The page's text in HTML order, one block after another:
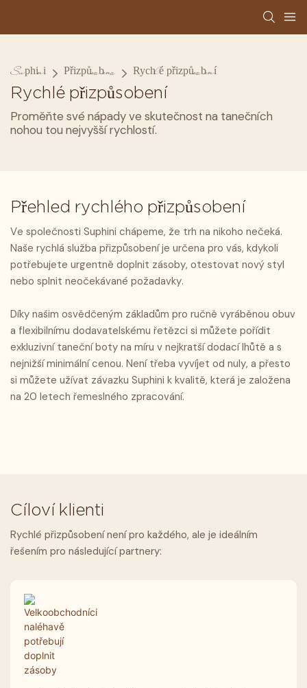
Suphini Přizpůsobeno Rychlé přizpůsobení
Rychlé přizpůsobení
Proměňte své nápady ve skutečnost na tanečních
nohou tou nejvyšší rychlostí.
Přehled rychlého přizpůsobení
Ve společnosti Suphini chápeme, že trh na nikoho nečeká.
Naše rychlá služba přizpůsobení je určena pro vás, kdykoli
potřebujete urgentně doplnit zásoby, otestovat nový styl
nebo splnit neočekávané požadavky.
Díky našim osvědčeným základům pro ručně vyráběnou obuv
a flexibilnímu dodavatelskému řetězci si můžete pořídit
exkluzivní taneční boty na míru v nejkratší dodací lhůtě a s
nejnižší minimální cenou. Není třeba vyvíjet od nuly, a přesto
si můžete užívat závazku Suphini k kvalitě, která je založena
na 20 letech řemeslného zpracování.
Cíloví klienti
Rychlé přizpůsobení není pro každého, ale je ideálním
řešením pro následující partnery: